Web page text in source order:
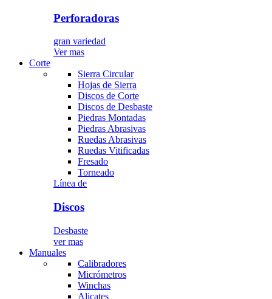
Perforadoras
gran variedad
Ver mas
Corte
Sierra Circular
Hojas de Sierra
Discos de Corte
Discos de Desbaste
Piedras Montadas
Piedras Abrasivas
Ruedas Abrasivas
Ruedas Vitificadas
Fresado
Torneado
Línea de
Discos
Desbaste
ver mas
Manuales
Calibradores
Micrómetros
Winchas
Alicates